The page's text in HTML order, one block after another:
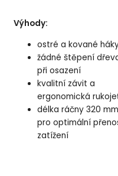
Výhody:
ostré a kované
žádné štěpení
při osazení
kvalitní závit a
ergonomická
délka ráčny 320 mm
pro optimální
zatížení